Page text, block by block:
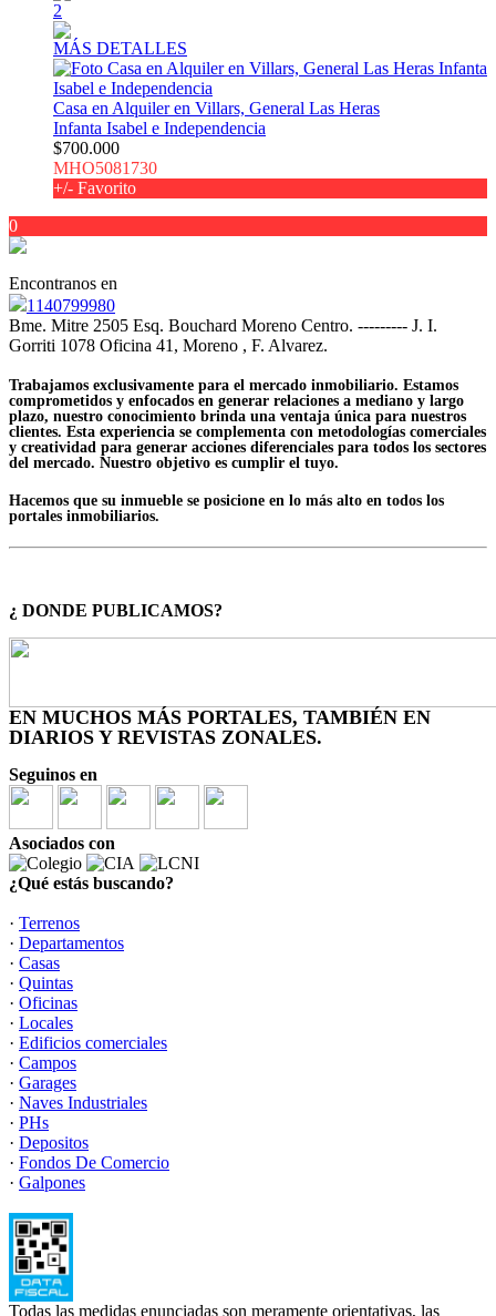
2
MÁS DETALLES
Casa en Alquiler en Villars, General Las Heras
Infanta Isabel e Independencia
$700.000
MHO5081730
+/- Favorito
0
Encontranos en
1140799980
Bme. Mitre 2505 Esq. Bouchard Moreno Centro. --------- J. I.
Gorriti 1078 Oficina 41, Moreno , F. Alvarez.
Trabajamos exclusivamente para el mercado inmobiliario. Estamos
comprometidos y enfocados en generar relaciones a mediano y largo
plazo, nuestro conocimiento brinda una ventaja única para nuestros
clientes. Esta experiencia se complementa con metodologías comerciales
y creatividad para generar acciones diferenciales para todos los sectores
del mercado. Nuestro objetivo es cumplir el tuyo.
Hacemos que su inmueble se posicione en lo más alto en todos los
portales inmobiliarios.
¿ DONDE PUBLICAMOS?
EN MUCHOS MÁS PORTALES, TAMBIÉN EN
DIARIOS Y REVISTAS ZONALES.
Seguinos en
Asociados con
¿Qué estás buscando?
· Terrenos
· Departamentos
· Casas
· Quintas
· Oficinas
· Locales
· Edificios comerciales
· Campos
· Garages
· Naves Industriales
· PHs
· Depositos
· Fondos De Comercio
· Galpones
Todas las medidas enunciadas son meramente orientativas, las